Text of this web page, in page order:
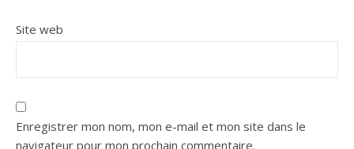
Site web
Enregistrer mon nom, mon e-mail et mon site dans le
navigateur pour mon prochain commentaire.